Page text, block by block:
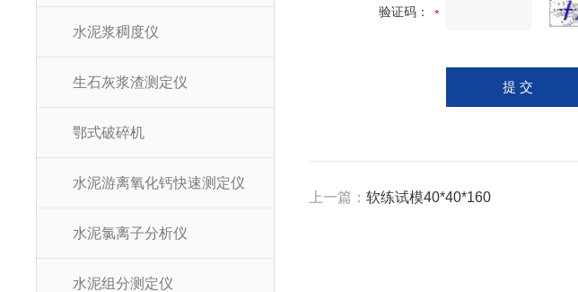
水泥浆稠度仪
生石灰浆渣测定仪
鄂式破碎机
水泥游离氧化钙快速测定仪
水泥氯离子分析仪
水泥组分测定仪
验证码：
上一篇： 软练试模40*40*160